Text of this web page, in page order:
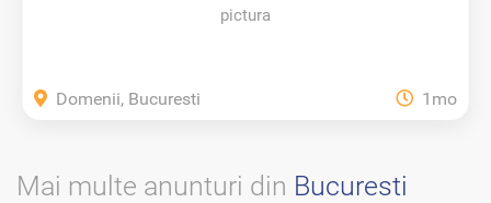
pictura
Domenii, Bucuresti 1mo
Mai multe anunturi din Bucuresti